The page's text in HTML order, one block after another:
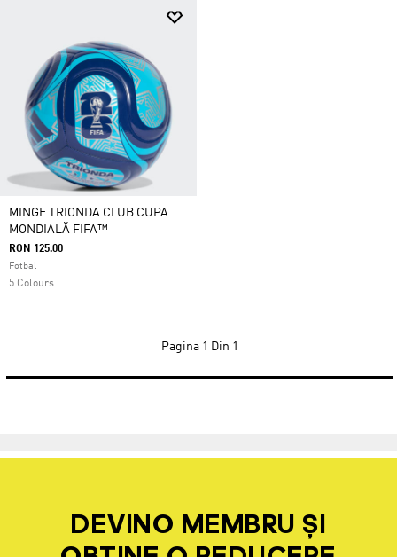
MINGE TRIONDA CLUB CUPA
MONDIALĂ FIFA™
RON 125.00
Fotbal
5 Colours
Pagina 1 Din 1
DEVINO MEMBRU ȘI